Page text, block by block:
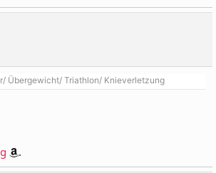
Übergewicht/ Triathlon/ Knieverletzung
.